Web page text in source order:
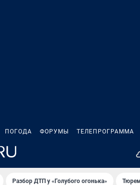
ПОГОДА ФОРУМЫ ТЕЛЕПРОГРАММА
Разбор ДТП у «Голубого огонька»